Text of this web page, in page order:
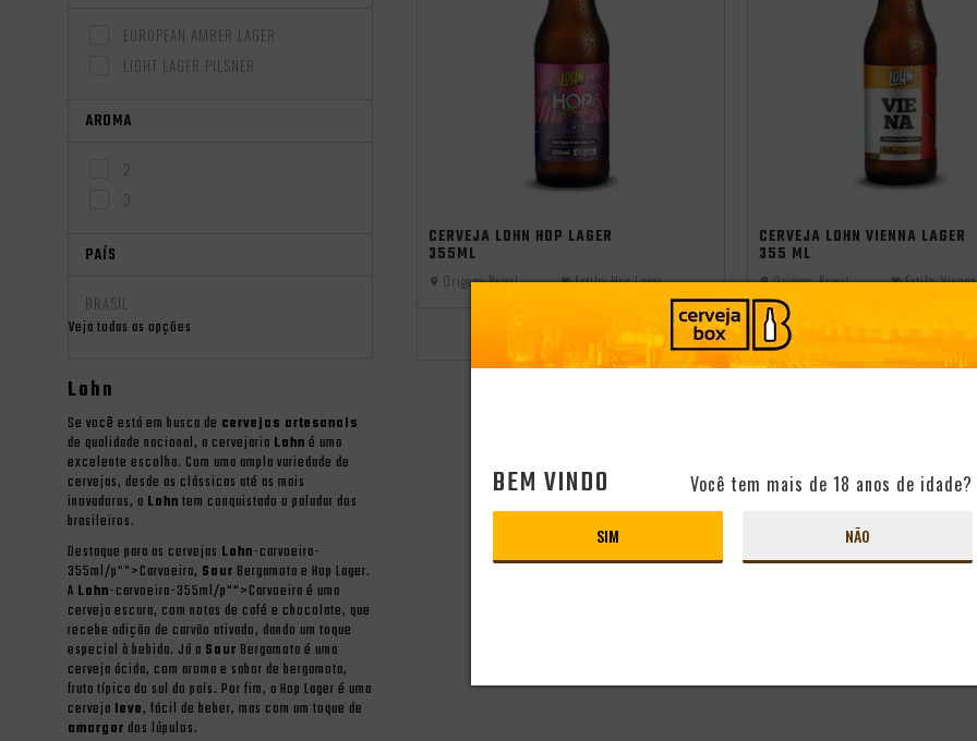
EUROPEAN AMBER LAGER
LIGHT LAGER PILSNER
AROMA
2
3
PAÍS
BRASIL
Veja todas as opções
Lohn
Se você está em busca de cervejas artesanais
de qualidade nacional, a cervejaria Lohn é uma
excelente escolha. Com uma ampla variedade de
cervejas, desde as clássicas até as mais
inovadoras, a Lohn tem conquistado o paladar dos
brasileiros.
Destaque para as cervejas Lohn-carvoeira-
355ml/p"">Carvoeira, Sour Bergamota e Hop Lager.
A Lohn-carvoeira-355ml/p"">Carvoeira é uma
cerveja escura, com notas de café e chocolate, que
recebe adição de carvão ativado, dando um toque
especial à bebida. Já a Sour Bergamota é uma
cerveja ácida, com aroma e sabor de bergamota,
fruta típica do sul do país. Por fim, a Hop Lager é uma
cerveja leve, fácil de beber, mas com um toque de
amargor dos lúpulos.
CERVEJA LOHN HOP LAGER
355ML
Origem:Brasil Estilo:Hop Lager
PRODUTO ESGOTADO
CERVEJA LOHN VIENNA LAGER
355 ML
Origem:Brasil Estilo:
PRODUTO ESGOTADO
BEM VINDO Você tem mais de 18 anos de idade?
SIM NÃO